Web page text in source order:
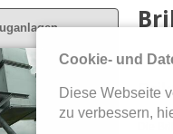
Die
Cookie- und
Diese Webseite
zu verbessern,